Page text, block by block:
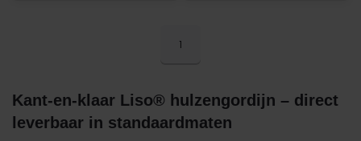
1
Kant-en-klaar Liso® hulzengordijn – direct
leverbaar in standaardmaten